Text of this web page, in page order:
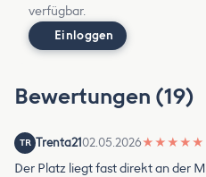
verfügbar.
Einloggen
Bewertungen (19)
TR Trenta2102.05.2026★ ★ ★ ★ ★
Der Platz liegt fast direkt an der